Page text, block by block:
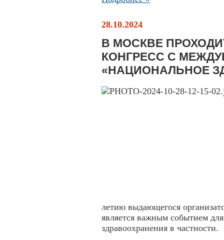
28.10.2024
В МОСКВЕ
КОНГРЕСС С
«НАЦИОНАЛЬНОЕ
летию выдающегося
является важным событием
здравоохранения в частности.